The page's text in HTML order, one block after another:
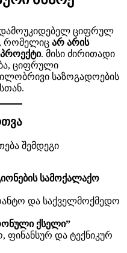
ციფრულ
რომელიც არ არის
. მისი ძირითადი
ციფრული
საზოგადოების
შემდეგი
სამოქალაქო
და საქველმოქმედო
ქსელი”
ფინანსურ და ტექნიკურ